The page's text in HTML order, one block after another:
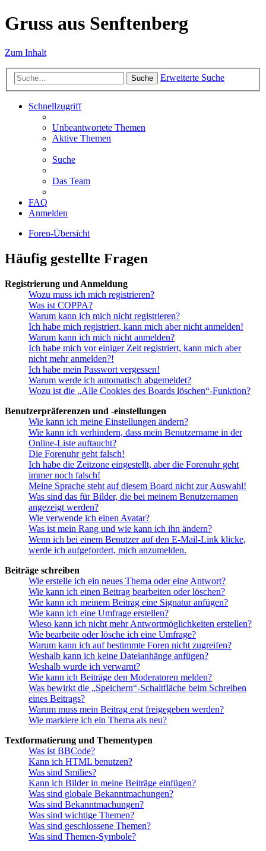
Gruss aus Senftenberg
Zum Inhalt
Suche Erweiterte Suche
Schnellzugriff
Unbeantwortete Themen
Aktive Themen
Suche
Das Team
FAQ
Anmelden
Foren-Übersicht
Häufig gestellte Fragen
Registrierung und Anmeldung
Wozu muss ich mich registrieren?
Was ist COPPA?
Warum kann ich mich nicht registrieren?
Ich habe mich registriert, kann mich aber nicht anmelden!
Warum kann ich mich nicht anmelden?
Ich habe mich vor einiger Zeit registriert, kann mich aber
nicht mehr anmelden?!
Ich habe mein Passwort vergessen!
Warum werde ich automatisch abgemeldet?
Wozu ist die „Alle Cookies des Boards löschen“-Funktion?
Benutzerpräferenzen und -einstellungen
Wie kann ich meine Einstellungen ändern?
Wie kann ich verhindern, dass mein Benutzername in der
Online-Liste auftaucht?
Die Forenuhr geht falsch!
Ich habe die Zeitzone eingestellt, aber die Forenuhr geht
immer noch falsch!
Meine Sprache steht auf diesem Board nicht zur Auswahl!
Was sind das für Bilder, die bei meinem Benutzernamen
angezeigt werden?
Wie verwende ich einen Avatar?
Was ist mein Rang und wie kann ich ihn ändern?
Wenn ich bei einem Benutzer auf den E-Mail-Link klicke,
werde ich aufgefordert, mich anzumelden.
Beiträge schreiben
Wie erstelle ich ein neues Thema oder eine Antwort?
Wie kann ich einen Beitrag bearbeiten oder löschen?
Wie kann ich meinem Beitrag eine Signatur anfügen?
Wie kann ich eine Umfrage erstellen?
Wieso kann ich nicht mehr Antwortmöglichkeiten erstellen?
Wie bearbeite oder lösche ich eine Umfrage?
Warum kann ich auf bestimmte Foren nicht zugreifen?
Weshalb kann ich keine Dateianhänge anfügen?
Weshalb wurde ich verwarnt?
Wie kann ich Beiträge den Moderatoren melden?
Was bewirkt die „Speichern“-Schaltfläche beim Schreiben
eines Beitrags?
Warum muss mein Beitrag erst freigegeben werden?
Wie markiere ich ein Thema als neu?
Textformatierung und Thementypen
Was ist BBCode?
Kann ich HTML benutzen?
Was sind Smilies?
Kann ich Bilder in meine Beiträge einfügen?
Was sind globale Bekanntmachungen?
Was sind Bekanntmachungen?
Was sind wichtige Themen?
Was sind geschlossene Themen?
Was sind Themen-Symbole?